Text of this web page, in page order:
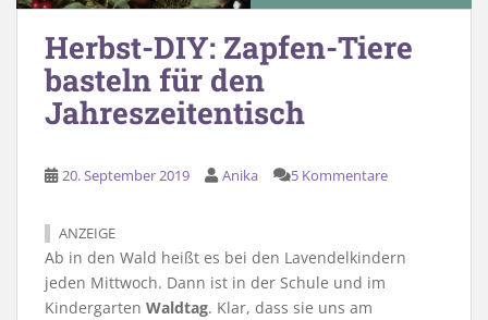
Herbst-DIY: Zapfen-Tiere
basteln für den
Jahreszeitentisch
20. September 2019 Anika 5 Kommentare
ANZEIGE
Ab in den Wald heißt es bei den Lavendelkindern
jeden Mittwoch. Dann ist in der Schule und im
Kindergarten Waldtag. Klar, dass sie uns am